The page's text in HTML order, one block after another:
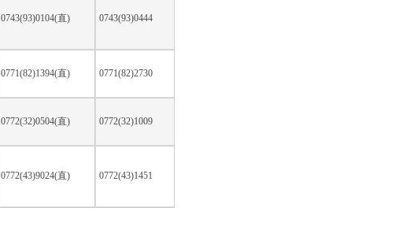
0743(93)0104(直) 0743(93)0444
0771(82)1394(直) 0771(82)2730
0772(32)0504(直) 0772(32)1009
0772(43)9024(直) 0772(43)1451